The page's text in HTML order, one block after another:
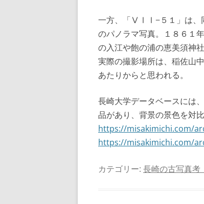
一方、「ⅤⅠⅠ−５１」は、
のパノラマ写真。１８６１
の入江や飽の浦の恵美須神
実際の撮影場所は、稲佐山
あたりからと思われる。
長崎大学データベースに
品があり、背景の景色を対
https://misakimichi.com/
https://misakimichi.com/
カテゴリー: 長崎の古写真考